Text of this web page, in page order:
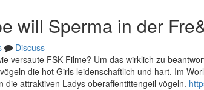
will Sperma in der
Discuss
versaute FSK Filme? Um das wirklich zu
die hot Girls leidenschaftlich und hart. Im
die attraktiven Ladys oberaffentittengeil vögeln.